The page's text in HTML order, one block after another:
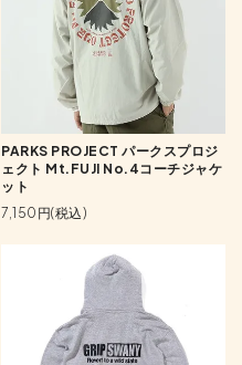
PARKS PROJECT パークスプロジ
ェクト Mt.FUJI No.4コーチジャケ
ット
7,150円(税込)